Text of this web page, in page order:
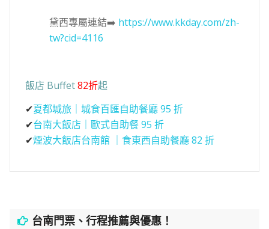
黛西專屬連結➡️ https://www.kkday.com/zh-
tw?cid=4116
飯店 Buffet82折起
✔夏都城旅｜城食百匯自助餐廳 95 折
✔台南大飯店｜歐式自助餐 95 折
✔煙波大飯店台南館 ｜食東西自助餐廳 82 折
台南門票、行程推薦與優惠！